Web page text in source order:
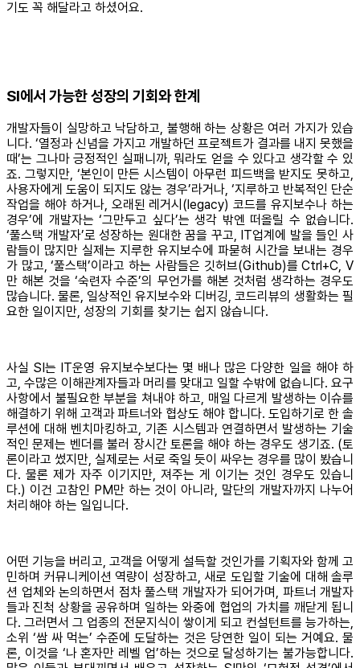
기도 꼭 해달라고 하셨어요.
SI에서 가능한 성장의 기회와 한계
개발자들이 실망하고 낙담하고, 불행해 하는 상황은 여러 가지가 있습
니다. ‘열정과 신념을 가지고 개발하던 프로젝트가 결과를 내지 못했을
때’는 그나마 긍정적인 실패니까, 뭐라도 얻을 수 있다고 생각할 수 있
죠. 그렇지만, ‘본인이 만든 시스템이 아무런 피드백을 받지도 못하고,
사용자에게 도움이 되지도 않는 경우’라거나, ‘지루하고 반복적인 단순
작업을 해야 하거나, 오래된 레거시(legacy) 코드를 유지보수나 하는
경우’에 개발자는 ‘그만두고 싶다’는 생각 밖엔 떠올릴 수 없습니다.
‘풀스택 개발자’로 성장하는 원대한 꿈을 꾸고, IT업계에 발을 들인 사
람들이 많지만 실제는 지루한 유지보수에 파묻혀 시간을 보내는 경우
가 많고, ‘풀스택’이라고 하는 사람들은 깃허브(Github)를 Ctrl+C, V
만 해본 것을 ‘숙련자 수준’의 무언가를 해본 것처럼 생각하는 경우도
많습니다. 물론, 일상적인 유지보수와 디버깅, 코드리뷰의 생활화는 필
요한 일이지만, 성장의 기회를 찾기는 쉽지 않습니다.
사실 SI는 IT운영 유지보수보다는 몇 배나 많은 다양한 일을 해야 하
고, 수많은 이해관계자들과 머리를 맞대고 일할 수밖에 없습니다. 요구
사항에서 불필요한 부분을 쳐내야 하고, 매일 다르게 발생하는 이슈를
해결하기 위해 고객과 파트너와 협상도 해야 합니다. 도입하기로 한 솔
루션에 대해 벤치마킹하고, 기존 시스템과 연결하면서 발생하는 기술
적인 문제는 벤더를 불러 장시간 토론을 해야 하는 경우도 생기죠. (토
론이라고 썼지만, 실제로는 서로 죽일 듯이 싸우는 경우를 많이 봤습니
다. 물론 제가 자주 이기지만, 져주는 게 이기는 것인 경우도 있습니
다.) 이건 고참인 PM만 하는 것이 아니라, 말단의 개발자까지 나누어
처리해야 하는 일입니다.
어떤 기능을 버리고, 고객을 어떻게 설득할 것인가를 기획자와 함께 고
민하며 커뮤니케이션 역량이 성장하고, 새로 도입할 기술에 대해 솔루
션 업체와 논의하면서 점차 풀스택 개발자가 되어가며, 파트너 개발자
들과 진척 상황을 공유하며 일하는 와중에 협업의 가치를 깨닫게 됩니
다. 그러면서 그 업종의 전문지식이 쌓이게 되고 컨설턴트를 능가하는,
소위 ‘쌈 싸 먹는’ 수준에 도달하는 것은 당연한 일이 되는 거예요. 물
론, 이것을 ‘나 혼자만 레벨 업’하는 것으로 달성하기는 불가능합니다.